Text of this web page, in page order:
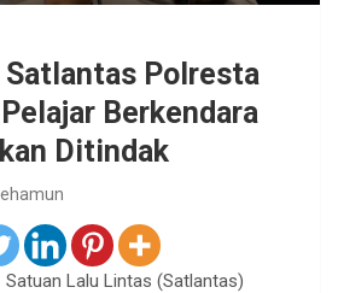
Polresta
Berkendara
Ditindak
Satuan Lalu Lintas (Satlantas)